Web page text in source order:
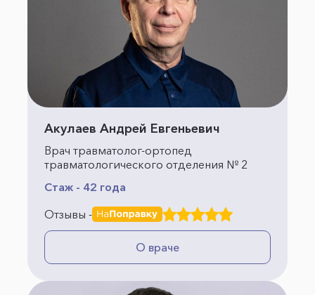
Акулаев Андрей Евгеньевич
Врач травматолог-ортопед
травматологического отделения № 2
Стаж - 42 года
Отзывы -
О враче